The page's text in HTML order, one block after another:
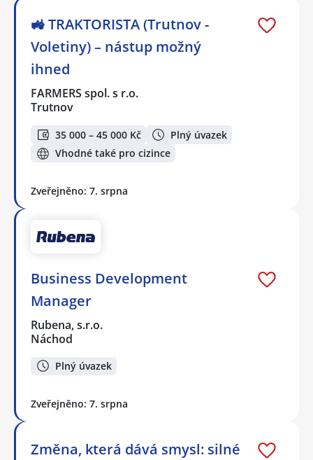
🚜 TRAKTORISTA (Trutnov -
Voletiny) – nástup možný
ihned
FARMERS spol. s r.o.
Trutnov
35 000 – 45 000 Kč
Plný úvazek
Vhodné také pro cizince
Zveřejněno: 7. srpna
Business Development
Manager
Rubena, s.r.o.
Náchod
Plný úvazek
Zveřejněno: 7. srpna
Změna, která dává smysl: silné